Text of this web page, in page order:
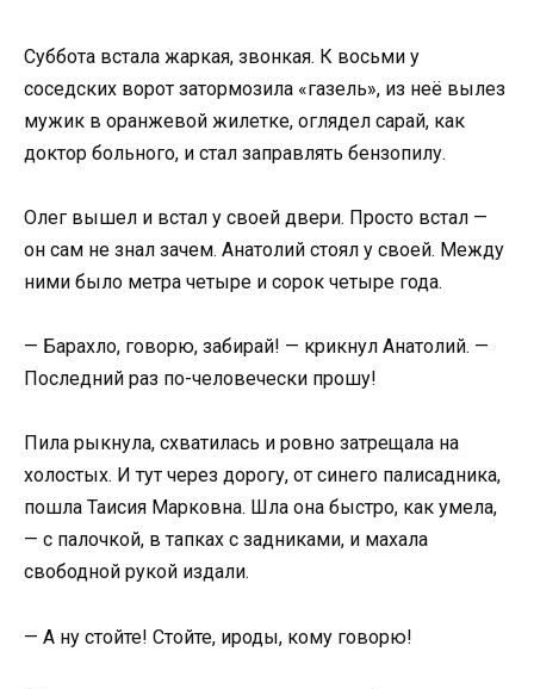
Суббота встала жаркая, звонкая. К восьми у
соседских ворот затормозила «газель», из неё вылез
мужик в оранжевой жилетке, оглядел сарай, как
доктор больного, и стал заправлять бензопилу.
Олег вышел и встал у своей двери. Просто встал —
он сам не знал зачем. Анатолий стоял у своей. Между
ними было метра четыре и сорок четыре года.
— Барахло, говорю, забирай! — крикнул Анатолий. —
Последний раз по-человечески прошу!
Пила рыкнула, схватилась и ровно затрещала на
холостых. И тут через дорогу, от синего палисадника,
пошла Таисия Марковна. Шла она быстро, как умела,
— с палочкой, в тапках с задниками, и махала
свободной рукой издали.
— А ну стойте! Стойте, ироды, кому говорю!